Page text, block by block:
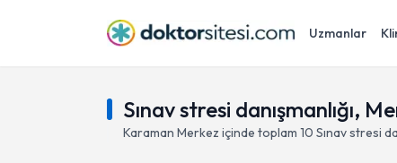
Uzmanlar
Sınav stresi danışmanlığı,
Karaman Merkez içinde toplam 10 Sınav stresi